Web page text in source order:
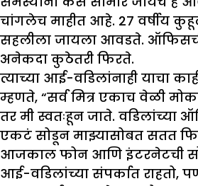
चांगलेच माहीत आहे. 27 वर्षीय
सहलीला जायला आवडते.
अनेकदा कुठेतरी फिरते.
त्याच्या आई-वडिलांनाही याचा
म्हणते, “सर्व मित्र एकाच वेळी
तर मी स्वतःहून जाते.
एकटं सोडून माझ्यासोबत सतत
आजकाल फोन आणि इंटरनेटची
आई-वडिलांच्या संपर्कात राहतो,